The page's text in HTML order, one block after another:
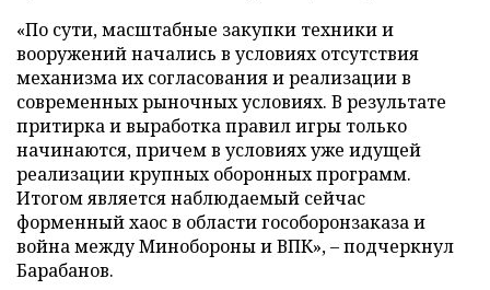
«По сути, масштабные закупки техники и
вооружений начались в условиях отсутствия
механизма их согласования и реализации в
современных рыночных условиях. В результате
притирка и выработка правил игры только
начинаются, причем в условиях уже идущей
реализации крупных оборонных программ.
Итогом является наблюдаемый сейчас
форменный хаос в области гособоронзаказа и
война между Минобороны и ВПК», – подчеркнул
Барабанов.